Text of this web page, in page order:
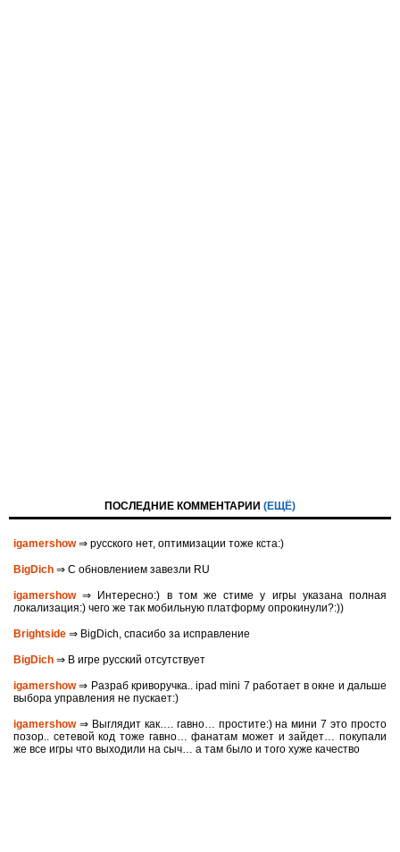
ПОСЛЕДНИЕ КОММЕНТАРИИ (ЕЩЁ)
igamershow⇒ русского нет, оптимизации тоже кста:)
BigDich ⇒ С обновлением завезли RU
igamershow⇒ Интересно:) в том же стиме у игры указана полная
локализация:) чего же так мобильную платформу опрокинули?:))
Brightside ⇒ BigDich, спасибо за исправление
BigDich ⇒ В игре русский отсутствует
igamershow⇒ Разраб криворучка.. ipad mini 7 работает в окне и дальше
выбора управления не пускает:)
igamershow⇒ Выглядит как…. гавно… простите:) на мини 7 это просто
позор.. сетевой код тоже гавно… фанатам может и зайдет… покупали
же все игры что выходили на сыч… а там было и того хуже качество